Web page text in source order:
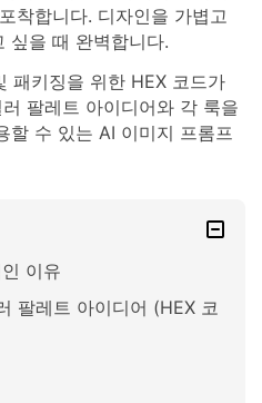
착합니다. 디자인을 가볍고
싶을 때 완벽합니다.
패키징을 위한 HEX 코드가
팔레트 아이디어와 각 룩을
할 수 있는 AI 이미지 프롬프
이유
팔레트 아이디어 (HEX 코